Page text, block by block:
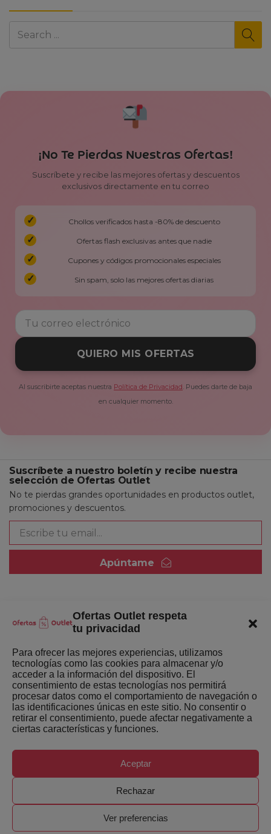
Ofertas Outlet respeta
tu privacidad
Para ofrecer las mejores experiencias, utilizamos
tecnologías como las cookies para almacenar y/o
acceder a la información del dispositivo. El
consentimiento de estas tecnologías nos permitirá
procesar datos como el comportamiento de navegación o
las identificaciones únicas en este sitio. No consentir o
retirar el consentimiento, puede afectar negativamente a
ciertas características y funciones.
Aceptar
Rechazar
Ver preferencias
¡No Te Pierdas Nuestras Ofertas!
Suscríbete y recibe las mejores ofertas y descuentos
exclusivos directamente en tu correo
Chollos verificados hasta -80% de descuento
Ofertas flash exclusivas antes que nadie
Cupones y códigos promocionales especiales
Sin spam, solo las mejores ofertas diarias
QUIERO MIS OFERTAS
Al suscribirte aceptas nuestra Política de Privacidad. Puedes darte de baja
en cualquier momento.
Suscríbete a nuestro boletín y recibe nuestra
selección de Ofertas Outlet
No te pierdas grandes oportunidades en productos outlet,
promociones y descuentos.
Apúntame
Quienes somos
Últimas Novedades
Mejores ofertas de la semana
Ofertas-Outlet.com. Todos los derechos